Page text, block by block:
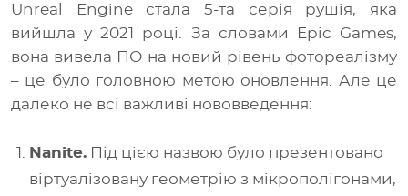
Unreal Engine стала 5-та серія рушія, яка
вийшла у 2021 році. За словами Epic Games,
вона вивела ПО на новий рівень фотореалізму
– це було головною метою оновлення. Але це
далеко не всі важливі нововведення:
Nanite. Під цією назвою було презентовано
віртуалізовану геометрію з мікрополігонами,